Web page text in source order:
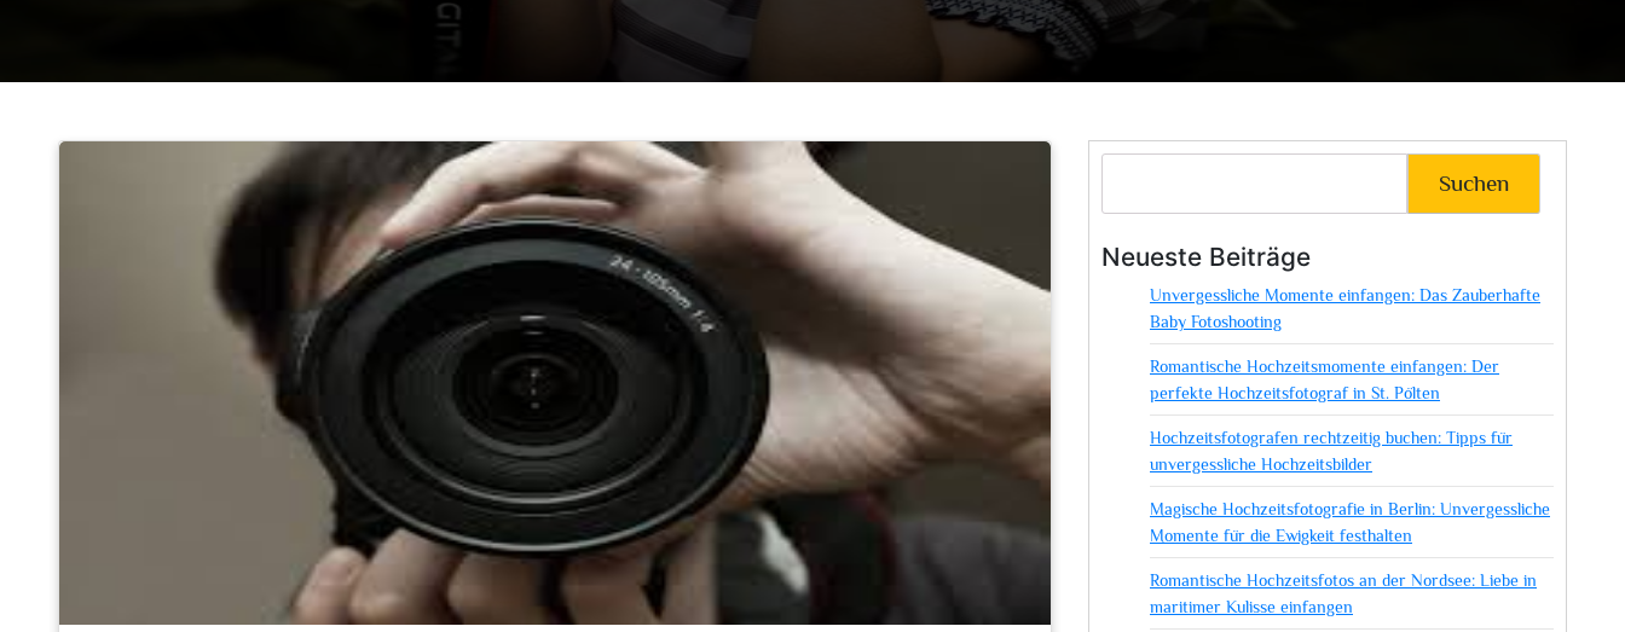
Suchen
Neueste Beiträge
Unvergessliche Momente einfangen: Das Zauberhafte
Baby Fotoshooting
Romantische Hochzeitsmomente einfangen: Der
perfekte Hochzeitsfotograf in St. Pölten
Hochzeitsfotografen rechtzeitig buchen: Tipps für
unvergessliche Hochzeitsbilder
Magische Hochzeitsfotografie in Berlin: Unvergessliche
Momente für die Ewigkeit festhalten
Romantische Hochzeitsfotos an der Nordsee: Liebe in
maritimer Kulisse einfangen